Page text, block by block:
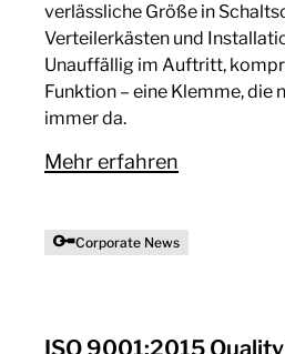
verlässliche Größe in
Verteilerkästen und
Unauffällig im Auftritt,
Funktion – eine Klemme, die
immer da.
Mehr erfahren
Corporate News
ISO 9001:2015